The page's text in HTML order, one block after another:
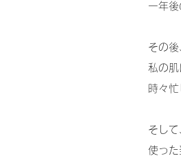
一年
その
私の肌
時々
そし
使っ